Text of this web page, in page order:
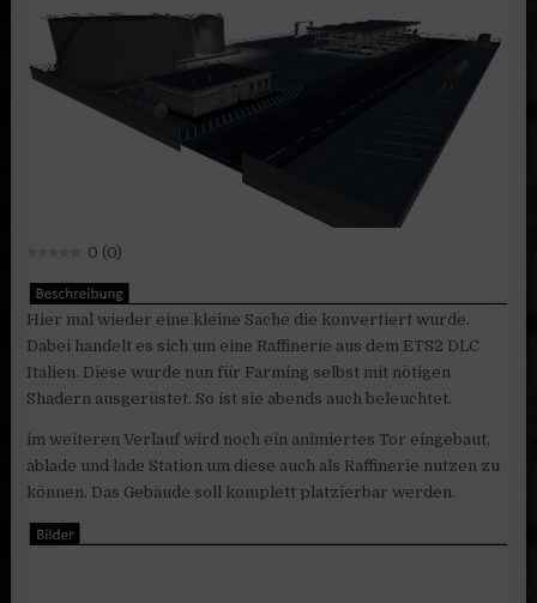
0 (0)
Hier mal wieder eine kleine Sache die konvertiert wurde.
Dabei handelt es sich um eine Raffinerie aus dem ETS2 DLC
Italien. Diese wurde nun für Farming selbst mit nötigen
Shadern ausgerüstet. So ist sie abends auch beleuchtet.
im weiteren Verlauf wird noch ein animiertes Tor eingebaut,
ablade und lade Station um diese auch als Raffinerie nutzen zu
können. Das Gebäude soll komplett platzierbar werden.